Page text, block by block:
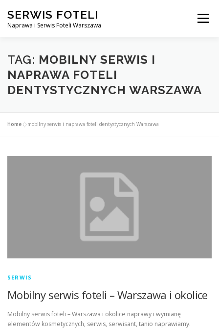
treści
SERWIS FOTELI
Naprawa i Serwis Foteli Warszawa
Menu
NAPRAWA FOTELI DENTYSTYCZNE I MEDYCZNE
CENNIK USŁUG O NAS KONTAKT
TAG: MOBILNY SERWIS I
NAPRAWA FOTELI
DENTYSTYCZNYCH WARSZAWA
Home »mobilny serwis i naprawa foteli dentystycznych Warszawa
SERWIS
Mobilny serwis foteli – Warszawa i okolice
Mobilny serwis foteli – Warszawa i okolice naprawy i wymianę
elementów kosmetycznych, serwis, serwisant, tanio naprawiamy.